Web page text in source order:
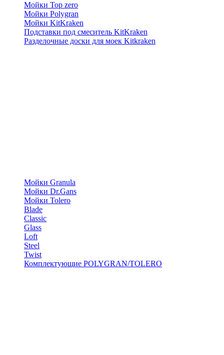
Мойки Top zero
Мойки Polygran
Мойки KitKraken
Подставки под смеситель KitKraken
Разделочные доски для моек Kitkraken
Мойки Granula
Мойки Dr.Gans
Мойки Tolero
Blade
Classic
Glass
Loft
Steel
Twist
Комплектующие POLYGRAN/TOLERO